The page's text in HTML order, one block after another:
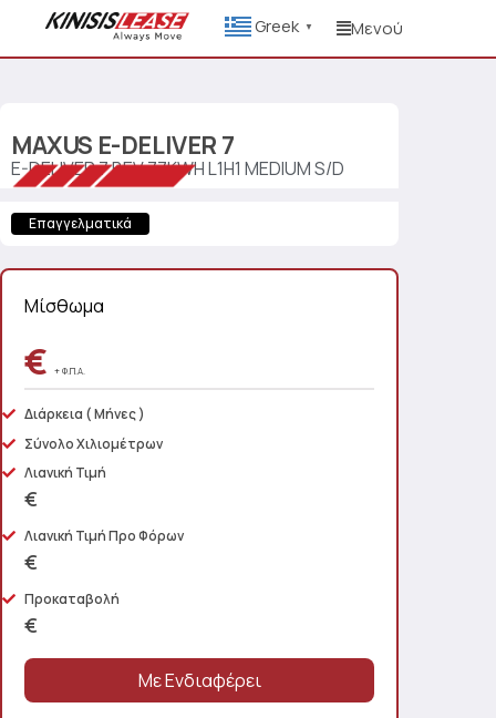
Greek ▼ Μενού
MAXUS E-DELIVER 7
E-DELIVER 7 BEV 77KWH L1H1 MEDIUM S/D
Επαγγελματικά
Μίσθωμα
€ + Φ.Π.Α.
Διάρκεια ( Μήνες )
Σύνολο Χιλιομέτρων
Λιανική Τιμή
€
Λιανική Τιμή Προ Φόρων
€
Προκαταβολή
€